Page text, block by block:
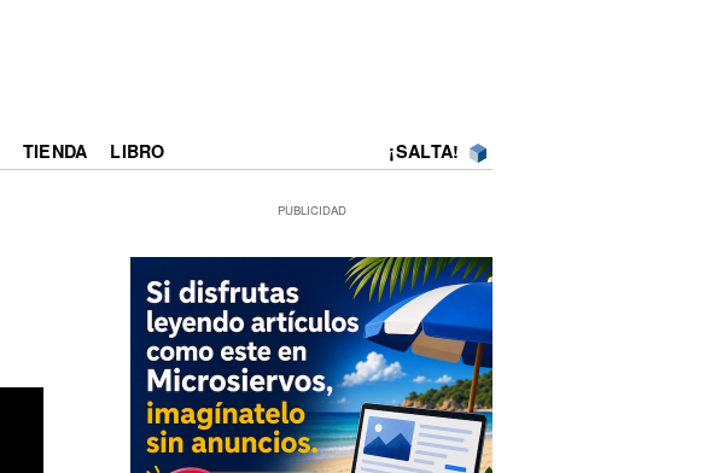
TIENDA LIBRO ¡SALTA!
PUBLICIDAD